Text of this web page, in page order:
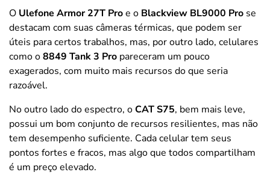
O Ulefone Armor 27T Proe o Blackview BL9000 Pro se
destacam com suas câmeras térmicas, que podem ser
úteis para certos trabalhos, mas, por outro lado, celulares
como o8849 Tank 3 Pro pareceram um pouco
exagerados, com muito mais recursos do que seria
razoável.
No outro lado do espectro, oCAT S75, bem mais leve,
possui um bom conjunto de recursos resilientes, mas não
tem desempenho suficiente. Cada celular tem seus
pontos fortes e fracos, mas algo que todos compartilham
é um preço elevado.